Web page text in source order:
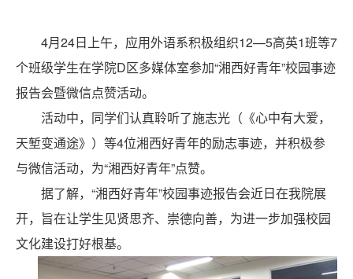
4月24日上午，应用外语系积极组织12—5高英1班等7
个班级学生在学院D区多媒体室参加“湘西好青年”校园事迹
报告会暨微信点赞活动。
活动中，同学们认真聆听了施志光（《心中有大爱，
天堑变通途》）等4位湘西好青年的励志事迹，并积极参
与微信活动，为“湘西好青年”点赞。
据了解，“湘西好青年”校园事迹报告会近日在我院展
开，旨在让学生见贤思齐、崇德向善，为进一步加强校园
文化建设打好根基。